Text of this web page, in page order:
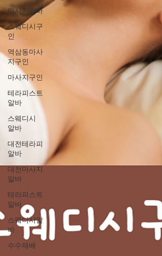
마사지알바
스웨디시구
인
역삼동마사
지구인
마사지구인
테라피스트
알바
스웨디시
알바
대전테라피
알바
대전마사지
알바
테라피스트
알바
스웨디시알
바
수수재배